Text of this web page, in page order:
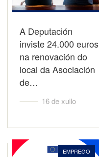
A Deputación
inviste 24.000 euros
na renovación do
local da Asociación
de…
16 de xullo
EMPREGO